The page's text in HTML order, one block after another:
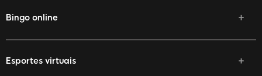
Bingo online
Esportes virtuais